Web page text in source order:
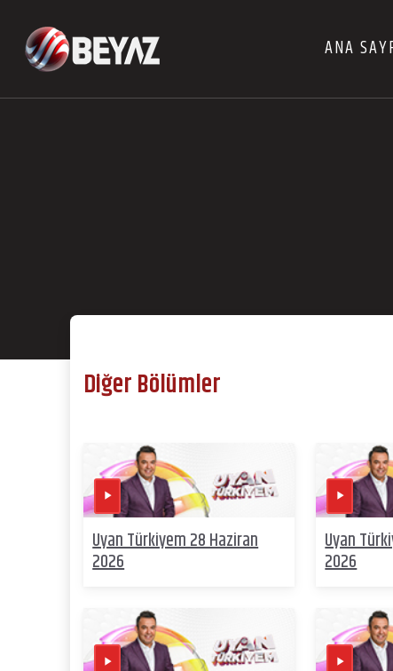
ANA
Diğer Bölümler
Uyan Türkiyem 28 Haziran
2026
Uyan
2026